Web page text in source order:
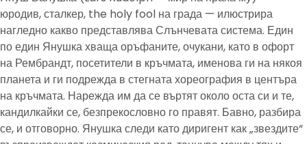
юродив, сталкер, the holy fool на града — илюстрира
нагледно какво представлява Слънчевата система. Един
по един Янушка хваща оръфаните, очукани, като в офорт
на Рембрандт, посетители в кръчмата, именова ги на някоя
планета и ги подрежда в стегната хореография в центъра
на кръчмата. Нарежда им да се въртят около оста си и те,
кандилкайки се, безпрекословно го правят. Бавно, разбира
се, и отговорно. Янушка следи като диригент как „звездите“